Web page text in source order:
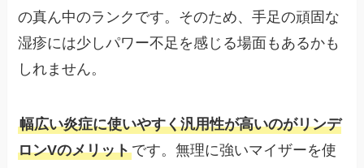
の真ん中のランクです。そのため、手足の頑固な
湿疹には少しパワー不足を感じる場面もあるかも
しれません。
幅広い炎症に使いやすく汎用性が高いのがリンデ
ロンVのメリットです。無理に強いマイザーを使